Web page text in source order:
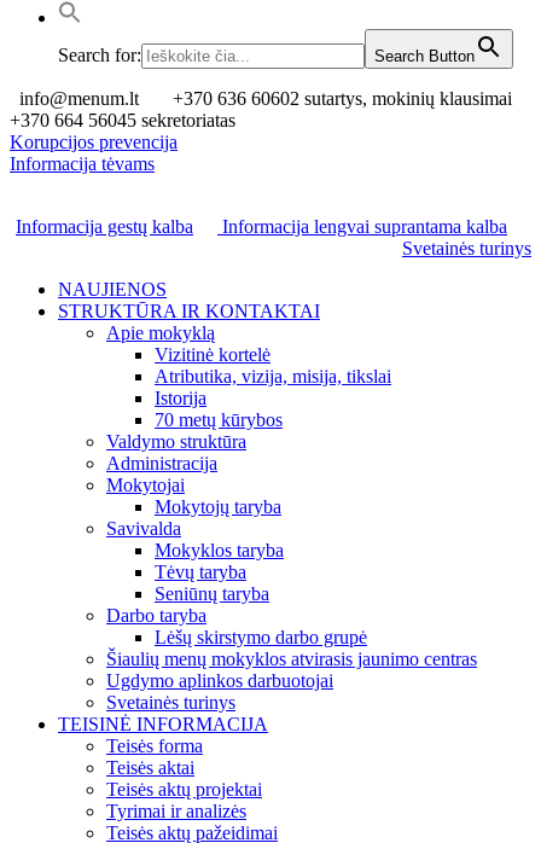
Search for: Search Button
info@menum.lt
+370 636 60602 sutartys, mokinių klausimai
+370 664 56045 sekretoriatas
Korupcijos prevencija
Informacija tėvams
Informacija gestų kalba
Informacija lengvai suprantama kalba
Svetainės turinys
NAUJIENOS
STRUKTŪRA IR KONTAKTAI
Apie mokyklą
Vizitinė kortelė
Atributika, vizija, misija, tikslai
Istorija
70 metų kūrybos
Valdymo struktūra
Administracija
Mokytojai
Mokytojų taryba
Savivalda
Mokyklos taryba
Tėvų taryba
Seniūnų taryba
Darbo taryba
Lėšų skirstymo darbo grupė
Šiaulių menų mokyklos atvirasis jaunimo centras
Ugdymo aplinkos darbuotojai
Svetainės turinys
TEISINĖ INFORMACIJA
Teisės forma
Teisės aktai
Teisės aktų projektai
Tyrimai ir analizės
Teisės aktų pažeidimai